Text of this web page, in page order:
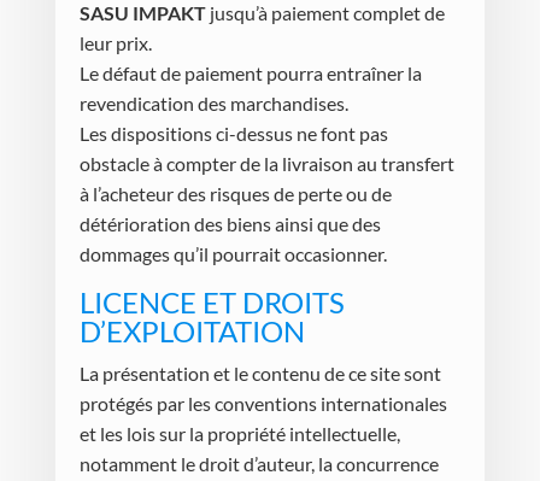
SASU IMPAKTjusqu’à paiement complet de
leur prix.
Le défaut de paiement pourra entraîner la
revendication des marchandises.
Les dispositions ci-dessus ne font pas
obstacle à compter de la livraison au transfert
à l’acheteur des risques de perte ou de
détérioration des biens ainsi que des
dommages qu’il pourrait occasionner.
LICENCE ET DROITS
D’EXPLOITATION
La présentation et le contenu de ce site sont
protégés par les conventions internationales
et les lois sur la propriété intellectuelle,
notamment le droit d’auteur, la concurrence